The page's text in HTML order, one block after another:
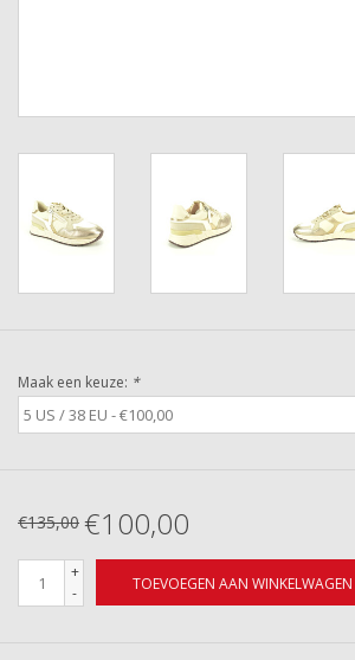
Maak een keuze: *
€135,00 €100,00
+
-
TOEVOEGEN AAN WINKELWAGEN